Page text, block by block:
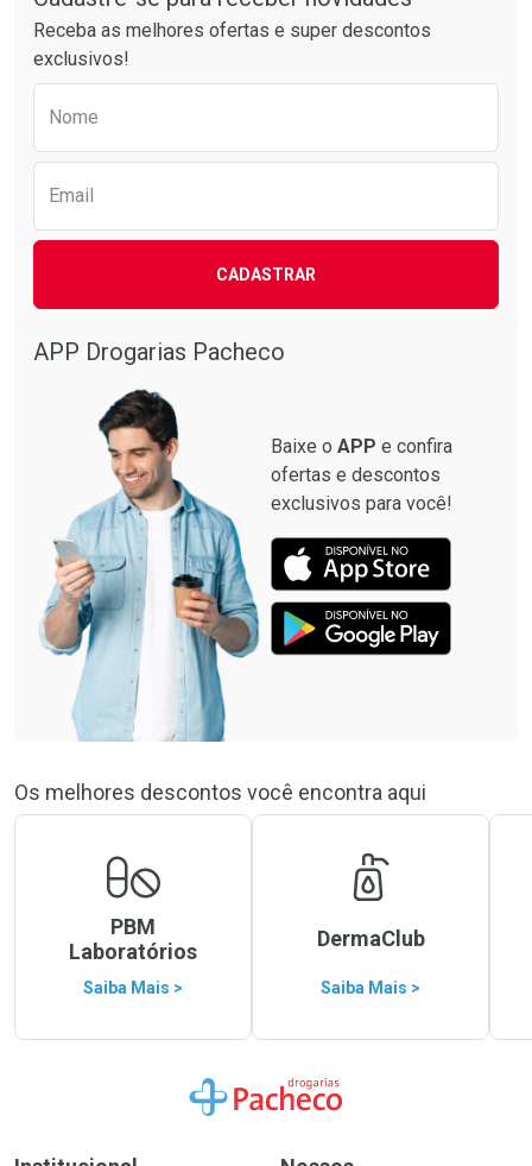
Receba as melhores ofertas e super descontos
exclusivos!
Nome
Email
CADASTRAR
APP Drogarias Pacheco
Baixe o APP e confira
ofertas e descontos
exclusivos para você!
Os melhores descontos você encontra aqui
PBM
Laboratórios
Saiba Mais >
DermaClub
Saiba Mais >
Ir para a Home